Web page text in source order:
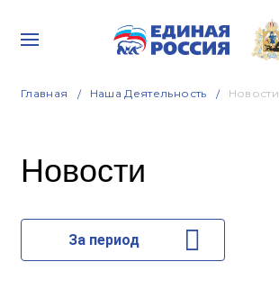
Главная Наша Деятельность Новости
Новости
За период